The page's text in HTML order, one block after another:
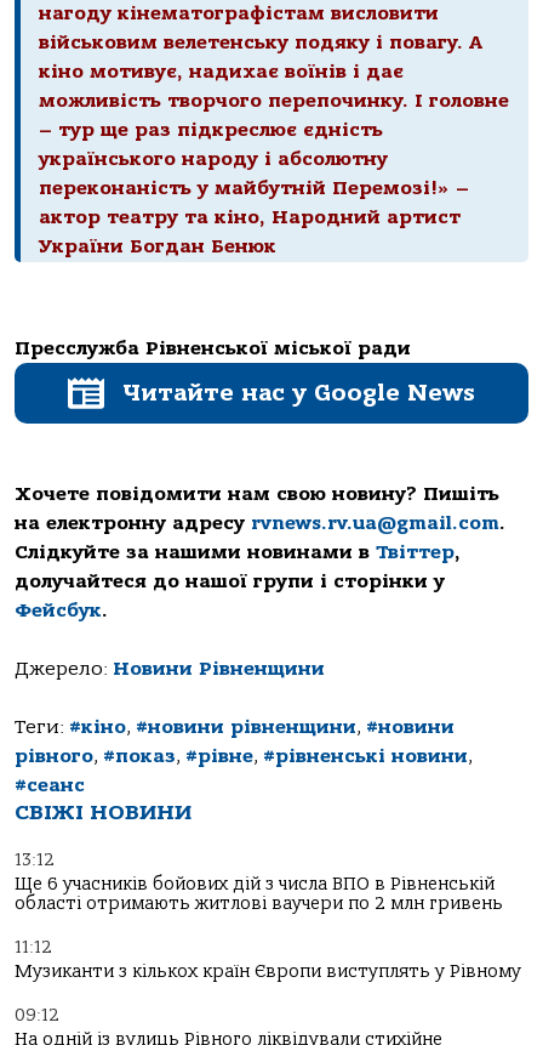
нагоду кінематографістам висловити
військовим велетенську подяку і повагу. А
кіно мотивує, надихає воїнів і дає
можливість творчого перепочинку. І головне
– тур ще раз підкреслює єдність
українського народу і абсолютну
переконаність у майбутній Перемозі!» –
актор театру та кіно, Народний артист
України Богдан Бенюк
Пресслужба Рівненської міської ради
Читайте нас у Google News
Хочете повідомити нам свою новину? Пишіть
на електронну адресу rvnews.rv.ua@gmail.com.
Слідкуйте за нашими новинами в Твіттер,
долучайтеся до нашої групи і сторінки у
Фейсбук.
Джерело: Новини Рівненщини
Теги: #кіно, #новини рівненщини, #новини
рівного, #показ, #рівне, #рівненські новини,
#сеанс
СВІЖІ НОВИНИ
13:12
Ще 6 учасників бойових дій з числа ВПО в Рівненській
області отримають житлові ваучери по 2 млн гривень
11:12
Музиканти з кількох країн Європи виступлять у Рівному
09:12
На одній із вулиць Рівного ліквідували стихійне